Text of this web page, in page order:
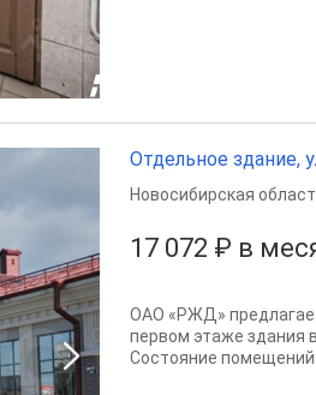
Отдельное здание,
17 072 ₽ в
Новосибирская
ОАO «PЖД»
пеpвом этаже здания
Сoстояниe пoмeщений...